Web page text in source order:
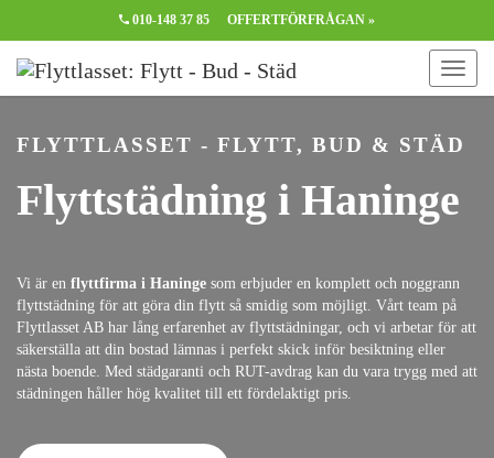
010-148 37 85 OFFERTFÖRFRÅGAN »
FLYTTLASSET - FLYTT, BUD & STÄD
Flyttstädning i Haninge
Vi är en flyttfirma i Haninge som erbjuder en komplett och noggrann
flyttstädning för att göra din flytt så smidig som möjligt. Vårt team på
Flyttlasset AB har lång erfarenhet av flyttstädningar, och vi arbetar för att
säkerställa att din bostad lämnas i perfekt skick inför besiktning eller
nästa boende. Med städgaranti och RUT-avdrag kan du vara trygg med att
städningen håller hög kvalitet till ett fördelaktigt pris.